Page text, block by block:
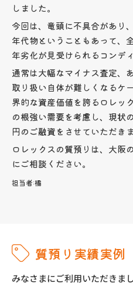
しました。
今回は、竜頭に不具合があり
年代物ということもあって、
年劣化が見受けられるコンデ
通常は大幅なマイナス査定、
取り扱い自体が難しくなるケ
界的な資産価値を誇るロレッ
の根強い需要を考慮し、現状
円のご融資をさせていただきま
ロレックスの質預りは、大阪
にご相談ください。
担当者:橘
質預り実績実例
みなさまにご利用いただきま